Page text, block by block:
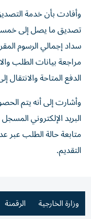
وأفادت بأن خدمة
تصديق ما يصل إلى
سداد إجمالي الرسوم
مراجعة بيانات الطلب
الدفع المتاحة والانتقال
وأشارت إلى أنه يتم
البريد الإلكتروني
متابعة حالة الطلب عبر
التقديم.
وزارة الخارجية الرقمنة